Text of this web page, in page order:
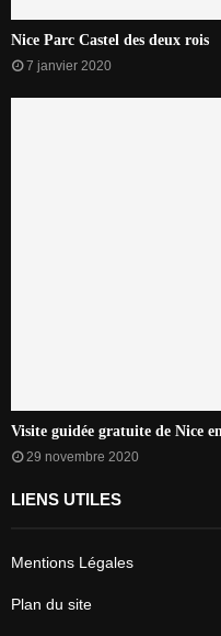
Nice Parc Castel des deux rois
7 janvier 2020
Visite guidée gratuite de Nice
29 novembre 2020
LIENS UTILES
Mentions Légales
Plan du site